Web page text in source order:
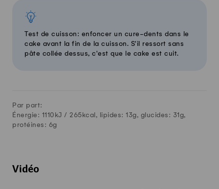
Test de cuisson: enfoncer un cure-dents dans le
cake avant la fin de la cuisson. S'il ressort sans
pâte collée dessus, c'est que le cake est cuit.
Par part:
Énergie: 1110kJ / 265 kcal, lipides: 13g, glucides: 31 g,
protéines: 6g
Vidéo